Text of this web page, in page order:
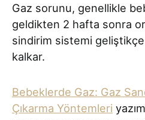
Gaz sorunu, genellikle
geldikten 2 hafta sonra
sindirim sistemi
kalkar.
Bebeklerde Gaz: Gaz
Çıkarma Yöntemleri